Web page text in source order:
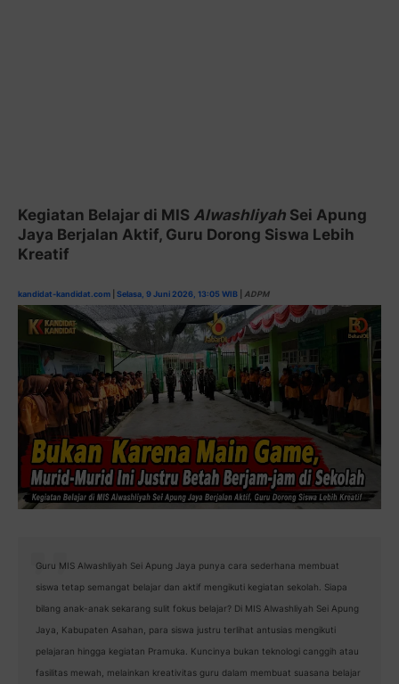
Kegiatan Belajar di MIS Alwashliyah Sei Apung
Jaya Berjalan Aktif, Guru Dorong Siswa Lebih
Kreatif
kandidat-kandidat.com Selasa, 9 Juni 2026, 13:05 WIB ADPM
Guru MIS Alwashliyah Sei Apung Jaya punya cara sederhana membuat
siswa tetap semangat belajar dan aktif mengikuti kegiatan sekolah. Siapa
bilang anak-anak sekarang sulit fokus belajar? Di MIS Alwashliyah Sei Apung
Jaya, Kabupaten Asahan, para siswa justru terlihat antusias mengikuti
pelajaran hingga kegiatan Pramuka. Kuncinya bukan teknologi canggih atau
fasilitas mewah, melainkan kreativitas guru dalam membuat suasana belajar